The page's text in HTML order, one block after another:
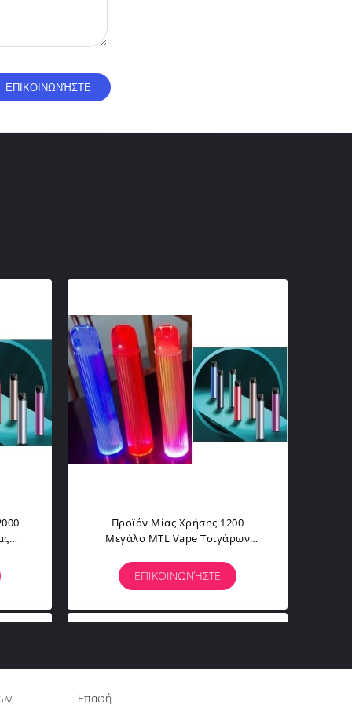
Προϊόν Μίας Χρήσης 1200
Μεγάλο MTL Vape Τσιγάρων
ΕΠΙΚΟΙΝΩΝΉΣΤΕ
Επαφή